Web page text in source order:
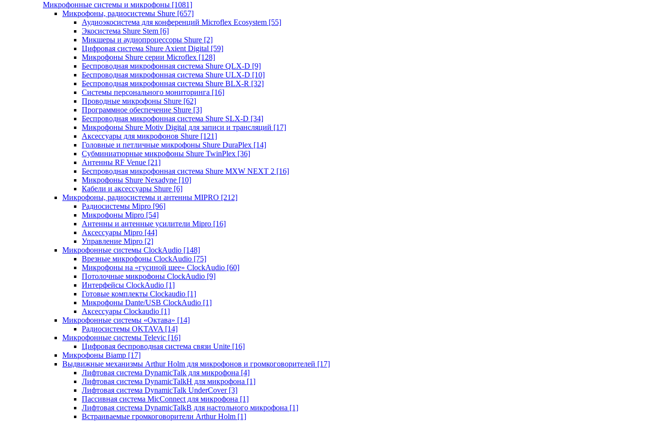
Микрофонные системы и микрофоны [1081]
Микрофоны, радиосистемы Shure [657]
Аудиоэкосистема для конференций Microflex Ecosystem [55]
Экосистема Shure Stem [6]
Микшеры и аудиопроцессоры Shure [2]
Цифровая система Shure Axient Digital [59]
Микрофоны Shure серии Microflex [128]
Беспроводная микрофонная система Shure QLX-D [9]
Беспроводная микрофонная система Shure ULX-D [10]
Беспроводная микрофонная система Shure BLX-R [32]
Системы персонального мониторинга [16]
Проводные микрофоны Shure [62]
Программное обеспечение Shure [3]
Беспроводная микрофонная система Shure SLX-D [34]
Микрофоны Shure Motiv Digital для записи и трансляций [17]
Аксессуары для микрофонов Shure [121]
Головные и петличные микрофоны Shure DuraPlex [14]
Субминиатюрные микрофоны Shure TwinPlex [36]
Антенны RF Venue [21]
Беспроводная микрофонная система Shure MXW NEXT 2 [16]
Микрофоны Shure Nexadyne [10]
Кабели и аксессуары Shure [6]
Микрофоны, радиосистемы и антенны MIPRO [212]
Радиосистемы Mipro [96]
Микрофоны Mipro [54]
Антенны и антенные усилители Mipro [16]
Аксессуары Mipro [44]
Управление Mipro [2]
Микрофонные системы ClockAudio [148]
Врезные микрофоны ClockAudio [75]
Микрофоны на «гусиной шее» ClockAudio [60]
Потолочные микрофоны ClockAudio [9]
Интерфейсы ClockAudio [1]
Готовые комплекты Clockaudio [1]
Микрофоны Dante/USB ClockAudio [1]
Аксессуары Clockaudio [1]
Микрофонные системы «Октава» [14]
Радиосистемы OKTAVA [14]
Микрофонные системы Televic [16]
Цифровая беспроводная система связи Unite [16]
Микрофоны Biamp [17]
Выдвижные механизмы Arthur Holm для микрофонов и громкоговорителей [17]
Лифтовая система DynamicTalk для микрофона [4]
Лифтовая система DynamicTalkH для микрофона [1]
Лифтовая система DynamicTalk UnderCover [3]
Пассивная система MicConnect для микрофона [1]
Лифтовая система DynamicTalkB для настольного микрофона [1]
Встраиваемые громкоговорители Arthur Holm [1]